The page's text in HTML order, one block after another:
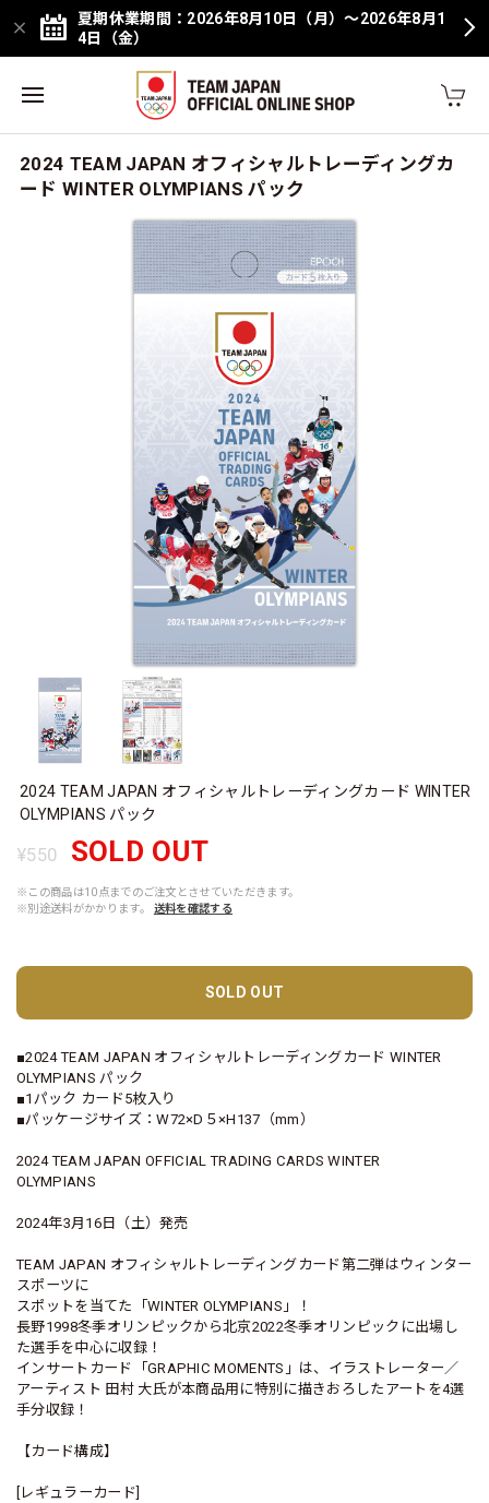
夏期休業期間：2026年8月10日（月）～2026年8月1
4日（金）
2024 TEAM JAPAN オフィシャルトレーディングカ
ード WINTER OLYMPIANS パック
2024 TEAM JAPAN オフィシャルトレーディングカード WINTER
OLYMPIANS パック
¥550 SOLD OUT
※この商品は10点までのご注文とさせていただきます。
※別途送料がかかります。
送料を確認する
SOLD OUT
■2024 TEAM JAPAN オフィシャルトレーディングカード WINTER
OLYMPIANS パック
■1パック カード5枚入り
■パッケージサイズ：W72×D５×H137（mm）
2024 TEAM JAPAN OFFICIAL TRADING CARDS WINTER
OLYMPIANS
2024年3月16日（土）発売
TEAM JAPAN オフィシャルトレーディングカード第二弾はウィンター
スポーツに
スポットを当てた「WINTER OLYMPIANS」！
長野1998冬季オリンピックから北京2022冬季オリンピックに出場し
た選手を中心に収録！
インサートカード「GRAPHIC MOMENTS」は、イラストレーター／
アーティスト 田村 大氏が本商品用に特別に描きおろしたアートを4選
手分収録！
【カード構成】
[レギュラーカード]